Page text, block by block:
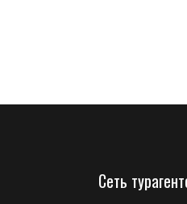
Сеть